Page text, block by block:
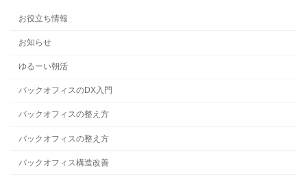
お役立ち情報
お知らせ
ゆるーい朝活
バックオフィスのDX入門
バックオフィスの整え方
バックオフィスの整え方
バックオフィス構造改善